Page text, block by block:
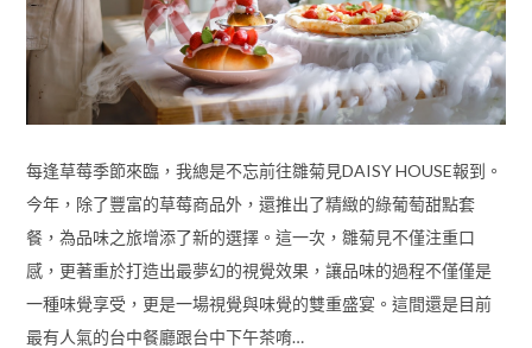
每逢草莓季節來臨，我總是不忘前往雛菊見DAISY HOUSE報到。
今年，除了豐富的草莓商品外，還推出了精緻的綠葡萄甜點套
餐，為品味之旅增添了新的選擇。這一次，雛菊見不僅注重口
感，更著重於打造出最夢幻的視覺效果，讓品味的過程不僅僅是
一種味覺享受，更是一場視覺與味覺的雙重盛宴。這間還是目前
最有人氣的台中餐廳跟台中下午茶唷…